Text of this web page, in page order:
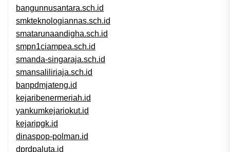
bangunnusantara.sch.id
smkteknologiannas.sch.id
smatarunaandigha.sch.id
smpn1ciampea.sch.id
smanda-singaraja.sch.id
smansaliliriaja.sch.id
banpdmjateng.id
kejaribenermeriah.id
yankumkejariokut.id
kejaripgk.id
dinaspop-polman.id
dprdpaluta.id